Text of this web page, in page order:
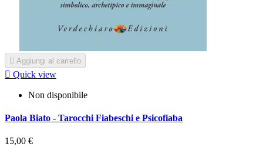
 Aggiungi al carrello
 Quick view
Non disponibile
Paola Biato - Tarocchi Fiabeschi e Psicofiaba
15,00 €